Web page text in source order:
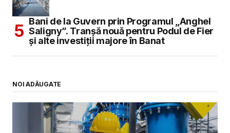
Bani de la Guvern prin Programul „Anghel
Saligny”. Tranșă nouă pentru Podul de Fier
și alte investiții majore în Banat
NOI ADĂUGATE